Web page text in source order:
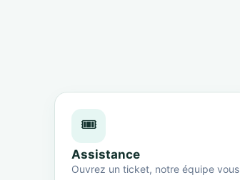
🎟️
Assistance
Ouvrez un ticket, notre équipe vous